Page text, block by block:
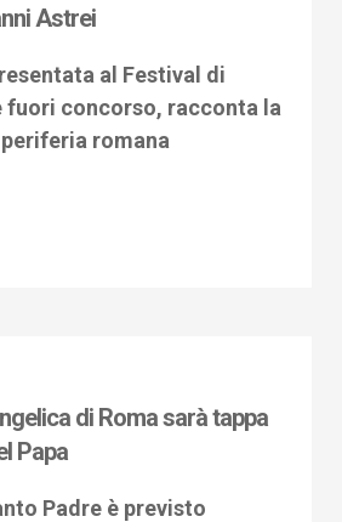
Astrei
al Festival di
fuori concorso, racconta la
romana
di Roma sarà tappa
Papa
Padre è previsto